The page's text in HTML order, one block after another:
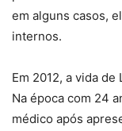
em alguns casos,
internos.
Em 2012, a vida de
Na época com 24
médico após